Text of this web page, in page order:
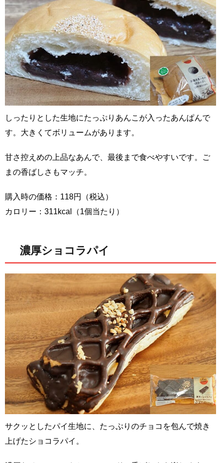
しったりとした生地にたっぷりあんこが入ったあんぱんで
す。大きくてボリュームがあります。
甘さ控えめの上品なあんで、最後まで食べやすいです。ご
まの香ばしさもマッチ。
購入時の価格：118円（税込）
カロリー：311kcal（1個当たり）
濃厚ショコラパイ
サクッとしたパイ生地に、たっぷりのチョコを包んで焼き
上げたショコラパイ。